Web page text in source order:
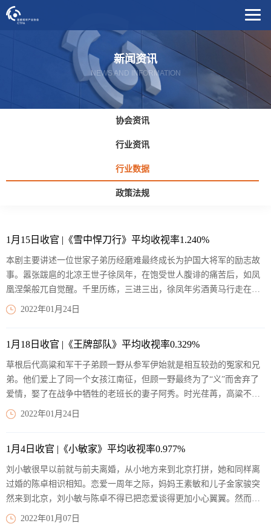
新闻资讯
NEWS AND INFORMATION
协会资讯
行业资讯
行业数据
政策法规
1月15日收官 |《雪中悍刀行》平均收视率1.240%
本剧主要讲述一位世家子弟历经磨难最终成长为护国大将军的励志故
事。嚣张跋扈的北凉王世子徐凤年，在饱受世人腹诽的痛苦后，如凤
凰涅槃般兀自觉醒。千里历练，三进三出，徐凤年劣酒黄马行走在未
知的江湖，虽道路漫长且阻，无情杀机常伴左右，可他依然坚忍走完
林侠之大者。时值国家内忧外患、叛乱蜂起，行走江湖归来的徐凤年
带领徐家军平定叛乱、收复失地，成长为一名天下为怀，苍生为念的
护国大将。【阅读全文】
2022年01月24日
1月18日收官 |《王牌部队》平均收视率0.329%
草根后代高粱和军干子弟顾一野从参军伊始就是相互较劲的冤家和兄
弟。他们爱上了同一个女孩江南征，但顾一野最终为了“义”而舍弃了
爱情，娶了在战争中牺牲的老班长的妻子阿秀。时光荏苒，高粱不仅
坚守着心中的爱情，也担当着一名军人的职责和使命。2003年高粱和
问题进行反思，并勇于开拓，通过一系列实战训练，带出了一支真正
能打善战的王牌蓝军旅。在总部组织的一次演习中，高粱坚持实战的
训练传统，同时带领一班人突破理论信息化的固有模式，创新信息化
战法，与顾一野、江南征联手揭露训练作假的问题，以实际行动带领
文】
2022年01月24日
1月4日收官 |《小敏家》平均收视率0.977%
刘小敏很早以前就与前夫离婚，从小地方来到北京打拼，她和同样离
过婚的陈卓相识相知。恋爱一周年之际，妈妈王素敏和儿子金家骏突
然来到北京，刘小敏与陈卓不得已把恋爱谈得更加小心翼翼。然而前
夫来北京不断纠缠，她与陈卓的恋情被越来越多的人发现，两个人各
2022年01月07日